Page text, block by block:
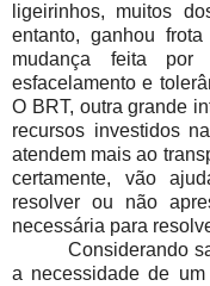
ligeirinhos, muitos
entanto, ganhou
mudança feita
esfacelamento e
O BRT, outra grande
recursos investidos
atendem mais ao
certamente, vão
resolver ou não
necessária para
Considerando
a necessidade de